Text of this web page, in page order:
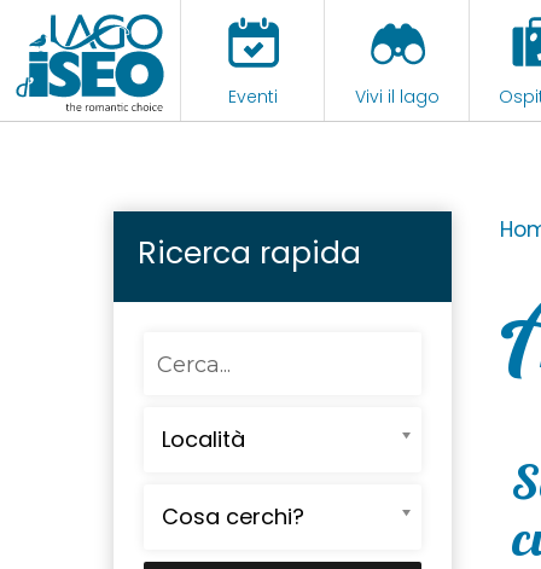
Eventi Vivi il lago
Ricerca rapida
Località
Cosa cerchi?